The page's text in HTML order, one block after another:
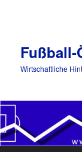
Fußball-
Wirtschaftliche